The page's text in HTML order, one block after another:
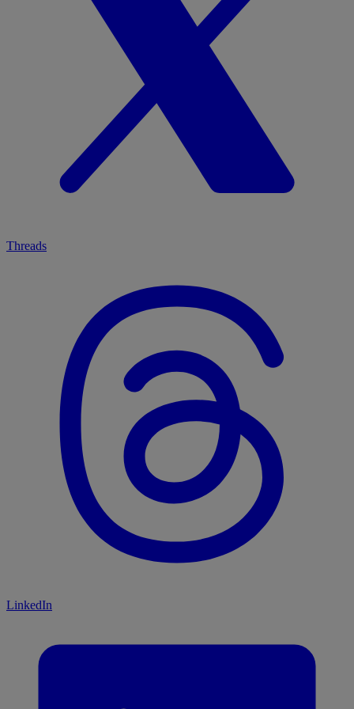
Threads
LinkedIn